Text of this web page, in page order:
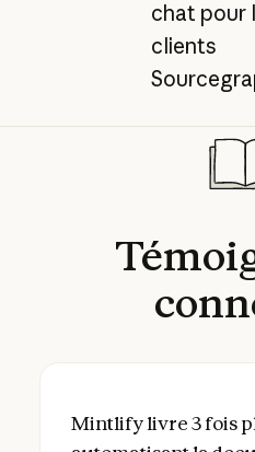
chat pour
clients
Mintlify livre 3
Mintlify livre 3 fois